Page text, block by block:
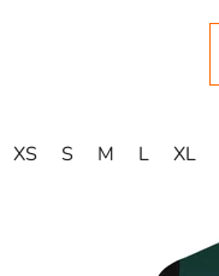
XS S M L XL